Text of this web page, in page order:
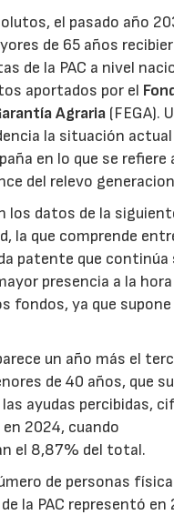
el pasado año
de 65 años
de la PAC a nivel
aportados por el
Agraria (FEGA).
la situación actual
en lo que se refiere
del relevo
los datos de la
la que comprende
patente que continúa
presencia a la hora
fondos, ya que supone
un año más el
de 40 años, que
ayudas percibidas,
en 2024, cuando
el 8,87% del total.
de personas
la PAC representó en